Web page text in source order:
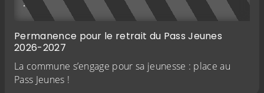
Permanence pour le retrait du Pass Jeunes
2026-2027
La commune s’engage pour sa jeunesse : place au
Pass Jeunes !